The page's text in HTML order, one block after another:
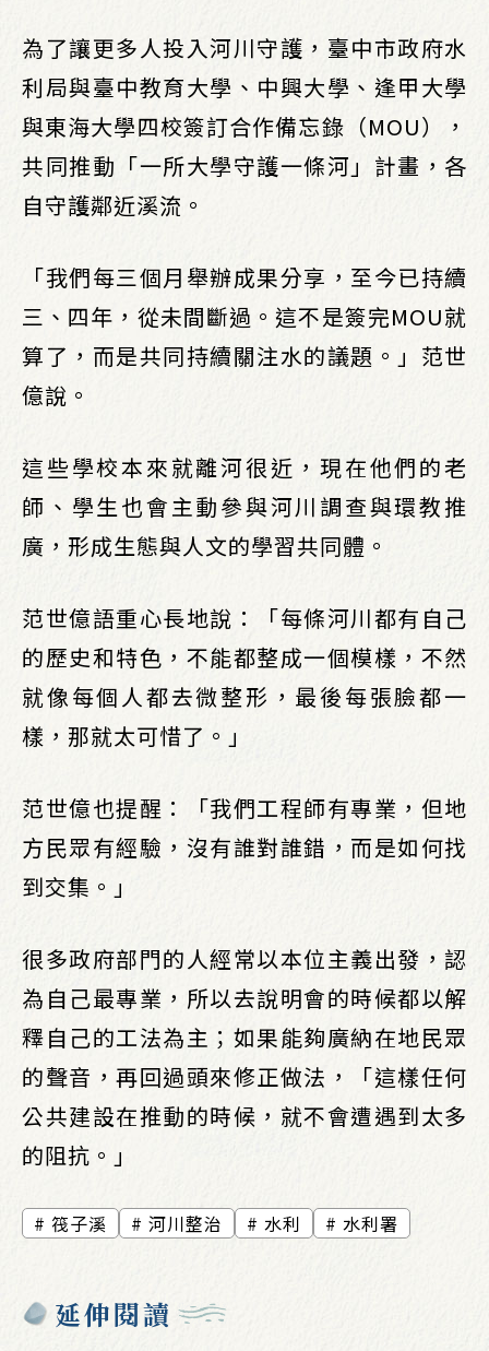
為了讓更多人投入河川守護，臺中市政府水
利局與臺中教育大學、中興大學、逢甲大學
與東海大學四校簽訂合作備忘錄（MOU），
共同推動「一所大學守護一條河」計畫，各
自守護鄰近溪流。
「我們每三個月舉辦成果分享，至今已持續
三、四年，從未間斷過。這不是簽完MOU就
算了，而是共同持續關注水的議題。」范世
億說。
這些學校本來就離河很近，現在他們的老
師、學生也會主動參與河川調查與環教推
廣，形成生態與人文的學習共同體。
范世億語重心長地說：「每條河川都有自己
的歷史和特色，不能都整成一個模樣，不然
就像每個人都去微整形，最後每張臉都一
樣，那就太可惜了。」
范世億也提醒：「我們工程師有專業，但地
方民眾有經驗，沒有誰對誰錯，而是如何找
到交集。」
很多政府部門的人經常以本位主義出發，認
為自己最專業，所以去說明會的時候都以解
釋自己的工法為主；如果能夠廣納在地民眾
的聲音，再回過頭來修正做法，「這樣任何
公共建設在推動的時候，就不會遭遇到太多
的阻抗。」
筏子溪 河川整治 水利 水利署
延伸閱讀